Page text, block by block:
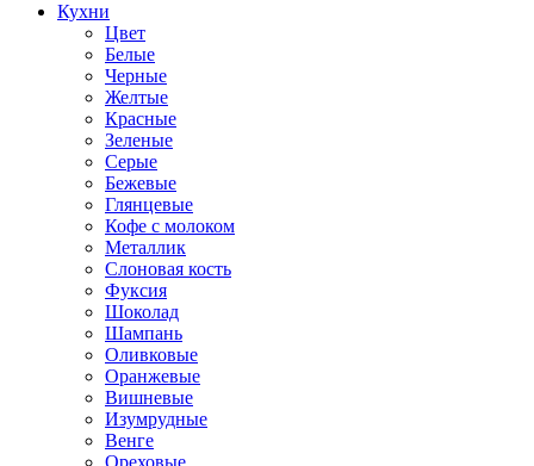
Кухни
Цвет
Белые
Черные
Желтые
Красные
Зеленые
Серые
Бежевые
Глянцевые
Кофе с молоком
Металлик
Слоновая кость
Фуксия
Шоколад
Шампань
Оливковые
Оранжевые
Вишневые
Изумрудные
Венге
Ореховые